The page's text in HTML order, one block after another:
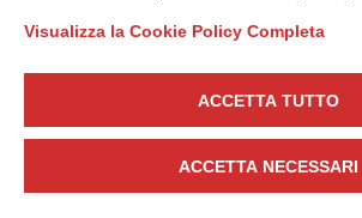
Seguici
Visualizza la Cookie Policy Completa
ACCETTA TUTTO
ACCETTA NECESSARI